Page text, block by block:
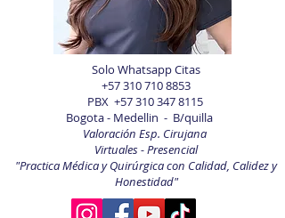
Solo Whatsapp Citas
+57 310 710 8853
PBX +57 310 347 8115
Bogota - Medellin - B/quilla
Valoración Esp. Cirujana
Virtuales - Presencial
"Practica Médica y Quirúrgica con Calidad, Calidez y
Honestidad"